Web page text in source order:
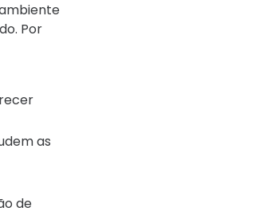
Por
as
de